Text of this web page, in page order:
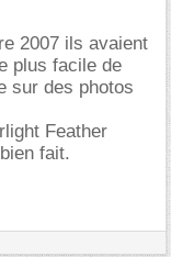
2007 ils avaient
plus facile de
sur des photos
Feather
fait.